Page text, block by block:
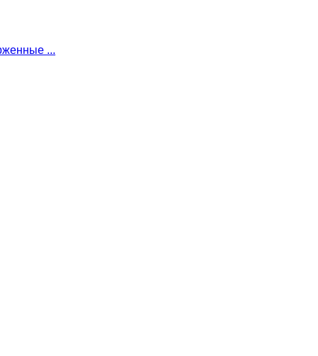
...